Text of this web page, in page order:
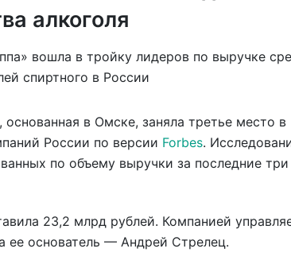
алкоголя
в Омске, заняла третье место в
России по версии Forbes.
по объему выручки за последние три
23,2 млрд рублей. Компанией
ее основатель — Андрей Стрелец.